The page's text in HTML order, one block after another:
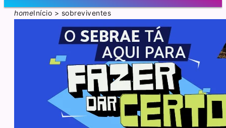
homeInício > sobreviventes